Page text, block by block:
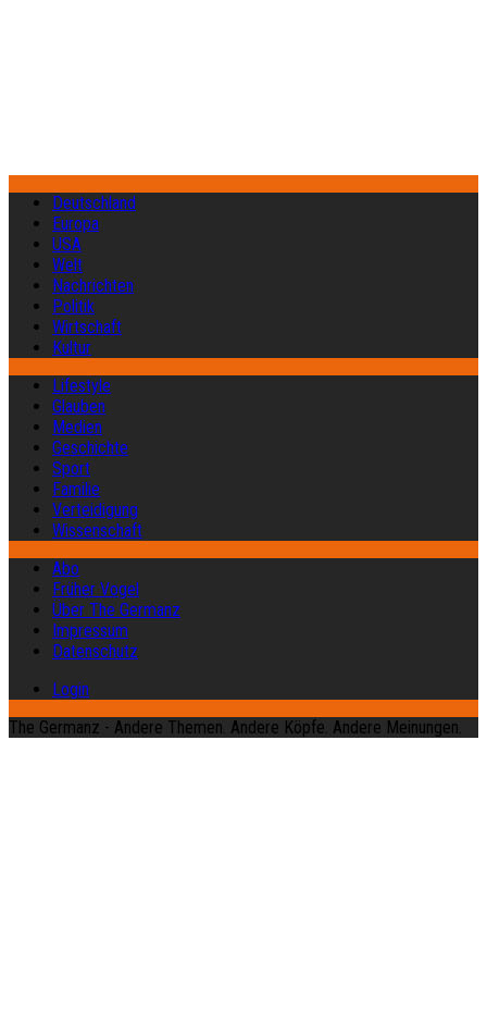
Deutschland
Europa
USA
Welt
Nachrichten
Politik
Wirtschaft
Kultur
Lifestyle
Glauben
Medien
Geschichte
Sport
Familie
Verteidigung
Wissenschaft
Abo
Früher Vogel
Über The Germanz
Impressum
Datenschutz
Login
The Germanz - Andere Themen. Andere Köpfe. Andere Meinungen.